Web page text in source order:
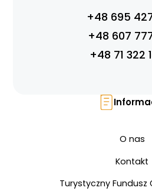
+48 695
+48 607
+48 71 322
O nas
Kontakt
Turystyczny Fundusz